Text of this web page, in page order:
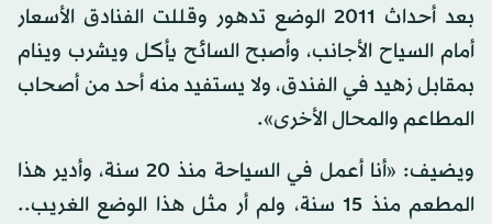
بعد أحداث 2011 الوضع تدهور وقللت الفنادق الأسعار
أمام السياح الأجانب، وأصبح السائح يأكل ويشرب وينام
بمقابل زهيد في الفندق، ولا يستفيد منه أحد من أصحاب
المطاعم والمحال الأخرى».
ويضيف: «أنا أعمل في السياحة منذ 20 سنة، وأدير هذا
المطعم منذ 15 سنة، ولم أر مثل هذا الوضع الغريب..